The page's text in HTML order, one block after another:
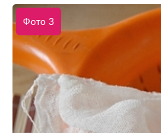
Фото 3